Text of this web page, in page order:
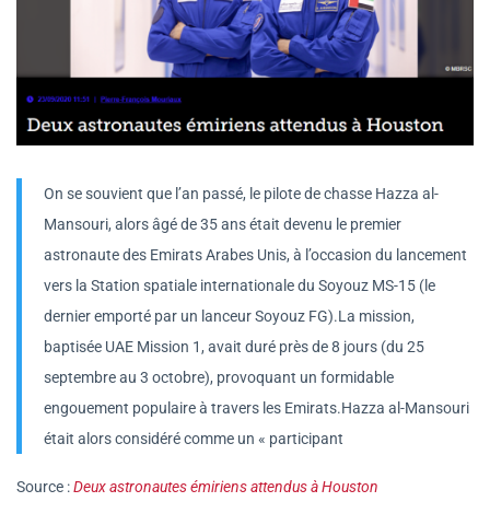
On se souvient que l’an passé, le pilote de chasse Hazza al-
Mansouri, alors âgé de 35 ans était devenu le premier
astronaute des Emirats Arabes Unis, à l’occasion du lancement
vers la Station spatiale internationale du Soyouz MS-15 (le
dernier emporté par un lanceur Soyouz FG).La mission,
baptisée UAE Mission 1, avait duré près de 8 jours (du 25
septembre au 3 octobre), provoquant un formidable
engouement populaire à travers les Emirats.Hazza al-Mansouri
était alors considéré comme un « participant
Source :Deux astronautes émiriens attendus à Houston